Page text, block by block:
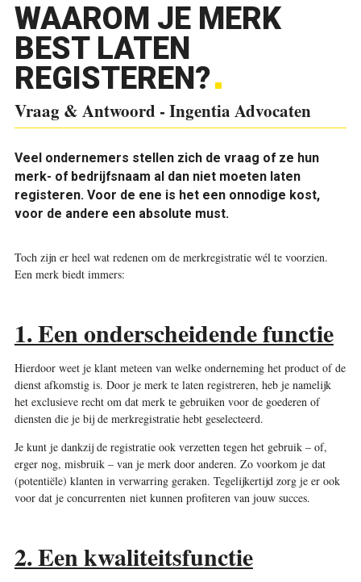
WAAROM JE MERK
BEST LATEN
REGISTEREN?
Vraag & Antwoord - Ingentia Advocaten
Veel ondernemers stellen zich de vraag of ze hun
merk- of bedrijfsnaam al dan niet moeten laten
registeren. Voor de ene is het een onnodige kost,
voor de andere een absolute must.
Toch zijn er heel wat ­redenen om de merk­registratie wél te voorzien.
Een merk biedt immers:
1. Een onderscheidende functie
Hierdoor weet je klant meteen van welke onderneming het product of de
dienst afkomstig is. Door je merk te laten registreren, heb je namelijk
het exclusieve recht om dat merk te gebruiken voor de goederen of
diensten die je bij de merkregistratie hebt geselecteerd.
Je kunt je dankzij de registratie ook verzetten tegen het gebruik – of,
erger nog, misbruik – van je merk door anderen. Zo voorkom je dat
(potentiële) klanten in verwarring geraken. Tegelijkertijd zorg je er ook
voor dat je concurrenten niet kunnen profiteren van jouw succes.
2. Een kwaliteitsfunctie